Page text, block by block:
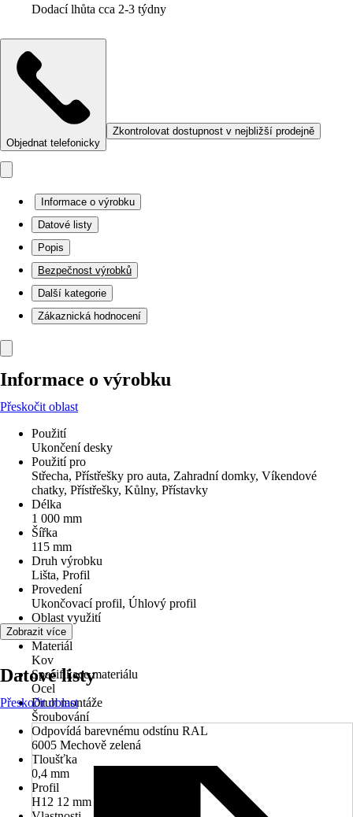
Dodací lhůta cca 2-3 týdny
Objednat telefonicky
Zkontrolovat dostupnost v nejbližší prodejně
Informace o výrobku
Datové listy
Popis
Bezpečnost výrobků
Další kategorie
Zákaznická hodnocení
Informace o výrobku
Přeskočit oblast
Použití
Ukončení desky
Použití pro
Střecha, Přístřešky pro auta, Zahradní domky, Víkendové
chatky, Přístřešky, Kůlny, Přístavky
Délka
1 000 mm
Šířka
115 mm
Druh výrobku
Lišta, Profil
Provedení
Ukončovací profil, Úhlový profil
Oblast využití
Exteriér
Materiál
Kov
Specifikace materiálu
Ocel
Druh montáže
Šroubování
Odpovídá barevnému odstínu RAL
6005 Mechově zelená
Tloušťka
0,4 mm
Profil
H12 12 mm
Zobrazit více
Datové listy
Přeskočit oblast